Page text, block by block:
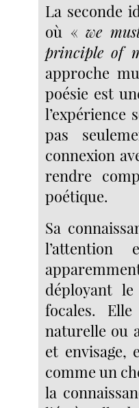
La seconde
où « we
principle of
approche
poésie est
l’expérience
pas
connexion
rendre
poétique.
Sa
l’attention
déployant
focales.
naturelle ou
et envisage,
comme un
la